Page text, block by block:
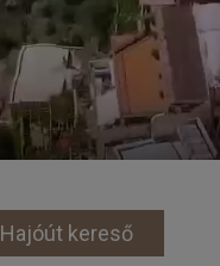
Hajóút kereső